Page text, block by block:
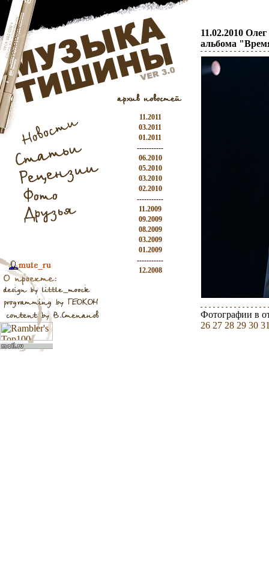
11.2011
03.2011
01.2011
-----------
06.2010
05.2010
03.2010
02.2010
-----------
11.2009
09.2009
08.2009
03.2009
01.2009
-----------
12.2008
11.02.2010
альбома
Фотографии в
26 27 28 29 30